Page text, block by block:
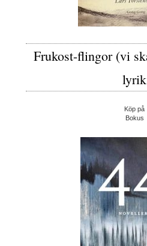
Frukost-flingor (vi
lyrik
Köp på
Bokus